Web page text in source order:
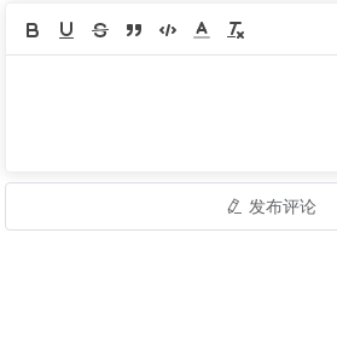
发布评论